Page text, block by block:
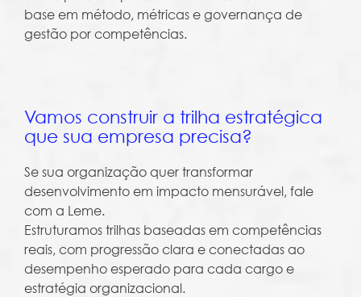
base em método, métricas e governança de
gestão por competências.
Vamos construir a trilha estratégica
que sua empresa precisa?
Se sua organização quer transformar
desenvolvimento em impacto mensurável, fale
com a Leme.
Estruturamos trilhas baseadas em competências
reais, com progressão clara e conectadas ao
desempenho esperado para cada cargo e
estratégia organizacional.